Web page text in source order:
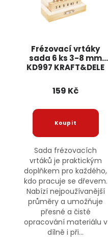
Frézovací vrtáky
sada 6 ks 3-8 mm
KD997 KRAFT&DELE
159 Kč
Sada frézovacích
vrtáků je praktickým
doplňkem pro každého,
kdo pracuje se dřevem.
Nabízí nejpoužívanější
průměry a umožňuje
přesné a čisté
opracování materiálu v
dílně i při...